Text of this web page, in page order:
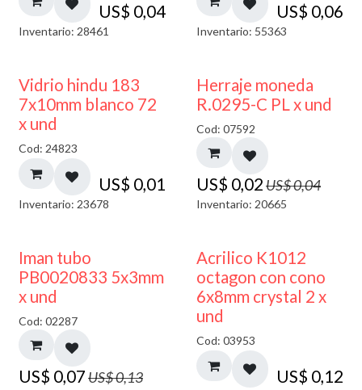
US$ 0,04
Inventario: 28461
US$ 0,06
Inventario: 55363
40% DESCUENTO
Vidrio hindu 183
7x10mm blanco 72
x und
Cod: 24823
US$ 0,01
Inventario: 23678
50% DESCUENTO
Herraje moneda
R.0295-C PL x und
Cod: 07592
US$ 0,02US$0,04
Inventario: 20665
50% DESCUENTO
Iman tubo
PB0020833 5x3mm
x und
Cod: 02287
US$ 0,07US$0,13
Acrilico K1012
octagon con cono
6x8mm crystal 2 x
und
Cod: 03953
US$ 0,12